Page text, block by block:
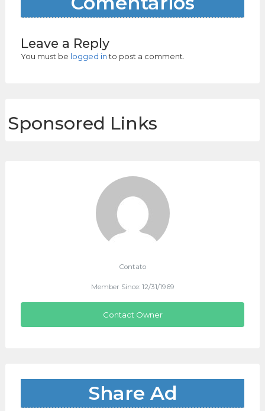
Leave a Reply
You must be logged into post a comment.
Sponsored Links
Contato
Member Since: 12/31/1969
Contact Owner
Share Ad